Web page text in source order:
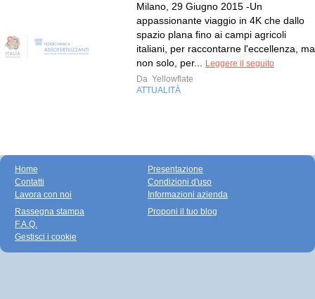
Milano, 29 Giugno 2015 -Un
appassionante viaggio in 4K che dallo
spazio plana fino ai campi agricoli
italiani, per raccontarne l'eccellenza, ma
non solo, per... Leggere il seguito
Da Yellowflate
ATTUALITÀ
Home
Contatti
Lavora con noi
Presentazione
Condizioni d'uso
Informazioni azienda
Rassegna stampa
F.A.Q.
Gestisci i cookie
Proponi il tuo blog